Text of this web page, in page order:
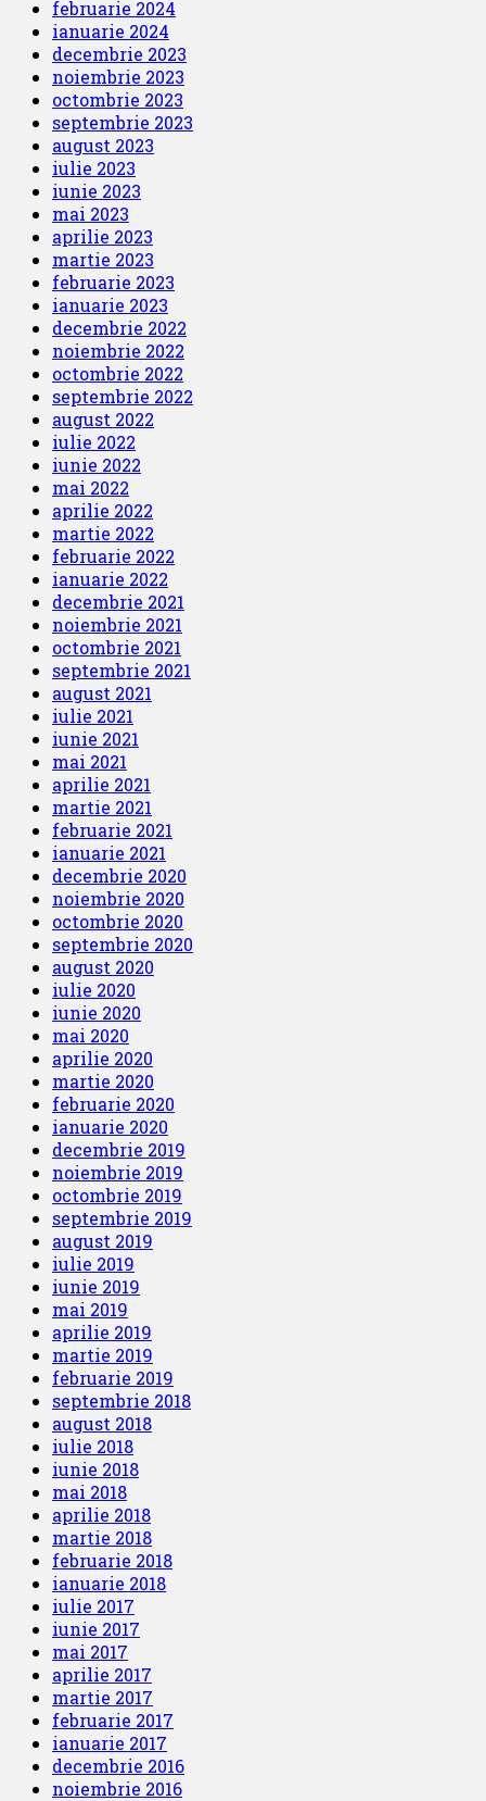
februarie 2024
ianuarie 2024
decembrie 2023
noiembrie 2023
octombrie 2023
septembrie 2023
august 2023
iulie 2023
iunie 2023
mai 2023
aprilie 2023
martie 2023
februarie 2023
ianuarie 2023
decembrie 2022
noiembrie 2022
octombrie 2022
septembrie 2022
august 2022
iulie 2022
iunie 2022
mai 2022
aprilie 2022
martie 2022
februarie 2022
ianuarie 2022
decembrie 2021
noiembrie 2021
octombrie 2021
septembrie 2021
august 2021
iulie 2021
iunie 2021
mai 2021
aprilie 2021
martie 2021
februarie 2021
ianuarie 2021
decembrie 2020
noiembrie 2020
octombrie 2020
septembrie 2020
august 2020
iulie 2020
iunie 2020
mai 2020
aprilie 2020
martie 2020
februarie 2020
ianuarie 2020
decembrie 2019
noiembrie 2019
octombrie 2019
septembrie 2019
august 2019
iulie 2019
iunie 2019
mai 2019
aprilie 2019
martie 2019
februarie 2019
septembrie 2018
august 2018
iulie 2018
iunie 2018
mai 2018
aprilie 2018
martie 2018
februarie 2018
ianuarie 2018
iulie 2017
iunie 2017
mai 2017
aprilie 2017
martie 2017
februarie 2017
ianuarie 2017
decembrie 2016
noiembrie 2016